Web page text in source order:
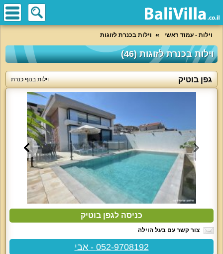
וילות - עמוד ראשי וילות בכנרת לזוגות
וילות בכנרת לזוגות (46)
גפן בוטיק וילות בנוף כנרת
כניסה לגפן בוטיק
צור קשר עם בעל הוילה
052-9708192 - אבי